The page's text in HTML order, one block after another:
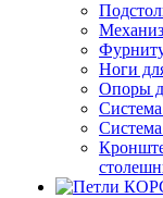
Ноги
Опоры